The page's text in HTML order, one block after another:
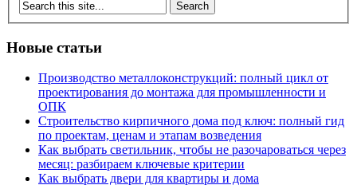
Новые статьи
Производство металлоконструкций: полный цикл от
проектирования до монтажа для промышленности и
ОПК
Строительство кирпичного дома под ключ: полный гид
по проектам, ценам и этапам возведения
Как выбрать светильник, чтобы не разочароваться через
месяц: разбираем ключевые критерии
Как выбрать двери для квартиры и дома